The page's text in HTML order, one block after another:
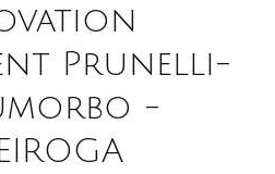
Prunelli-
-